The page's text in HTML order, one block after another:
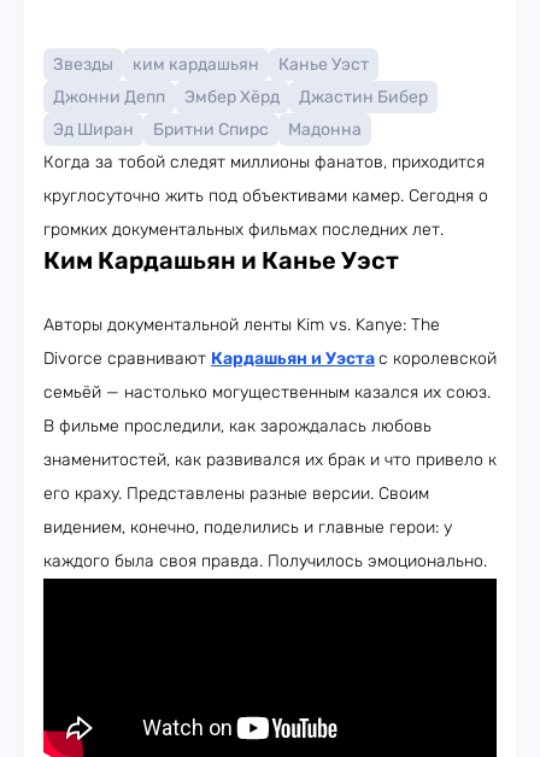
Звезды ким кардашьян
Канье Уэст
Джонни Депп
Эмбер Хёрд
Джастин Бибер
Эд Ширан
Бритни Спирс
Мадонна
Когда за тобой следят миллионы фанатов, приходится
круглосуточно жить под объективами камер. Сегодня о
громких документальных фильмах последних лет.
Ким Кардашьян и Канье Уэст
Авторы документальной ленты Kim vs. Kanye: The
Divorce сравнивают Кардашьян и Уэстас королевской
семьёй — настолько могущественным казался их союз.
В фильме проследили, как зарождалась любовь
знаменитостей, как развивался их брак и что привело к
его краху. Представлены разные версии. Своим
видением, конечно, поделились и главные герои: у
каждого была своя правда. Получилось эмоционально.